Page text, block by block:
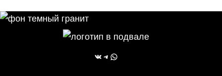
ВКонтакте Telegram WhatsApp